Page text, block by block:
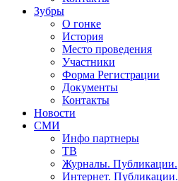
Зубры
О гонке
История
Место проведения
Участники
Форма Регистрации
Документы
Контакты
Новости
СМИ
Инфо партнеры
ТВ
Журналы. Публикации.
Интернет. Публикации.